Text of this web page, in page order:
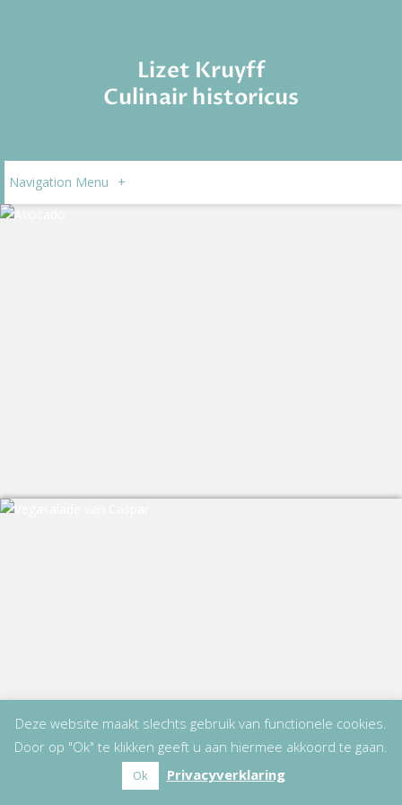
Lizet Kruyff
Culinair historicus
Navigation Menu +
Deze website maakt slechts gebruik van functionele cookies.
Door op "Ok" te klikken geeft u aan hiermee akkoord te gaan.
Ok Privacyverklaring